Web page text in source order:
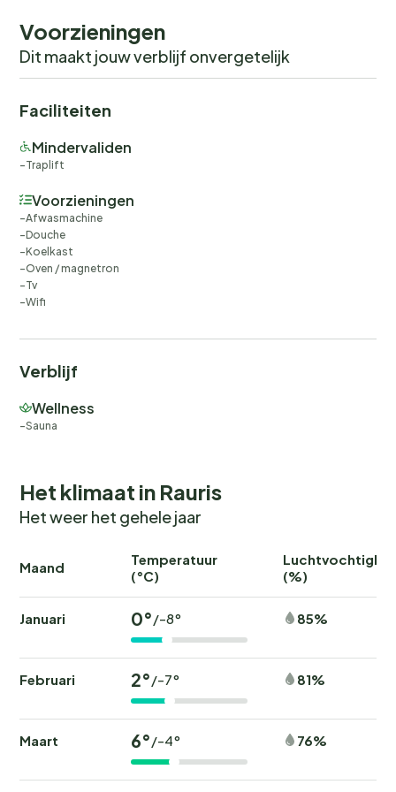
Voorzieningen
Dit maakt jouw verblijf onvergetelijk
Faciliteiten
Mindervaliden
Traplift
Voorzieningen
Afwasmachine
Douche
Koelkast
Oven / magnetron
Tv
Wifi
Verblijf
Wellness
Sauna
Het klimaat in Rauris
Het weer het gehele jaar
Maand
Temperatuur
(°C)
(%)
Januari 0°/-8° 85%
Februari 2°/-7° 81%
Maart 6°/-4° 76%